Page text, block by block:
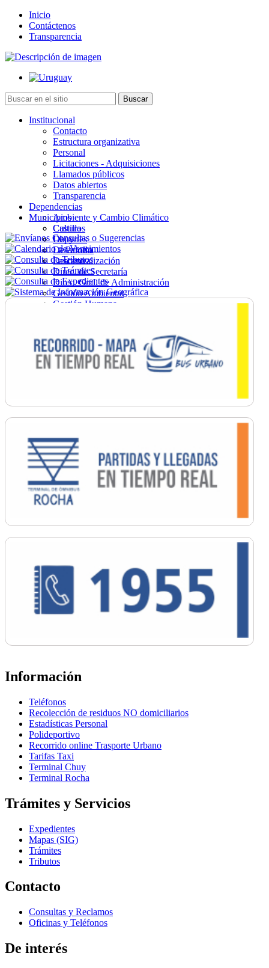
Inicio
Contáctenos
Transparencia
Institucional
Contacto
Estructura organizativa
Personal
Licitaciones - Adquisiciones
Llamados públicos
Datos abiertos
Transparencia
Dependencias
Ambiente y Cambio Climático
Cultura
Deportes
Desarrollo
Descentralización
Direc. de Secretaría
Direc. Gral. de Administración
Gestión Ambiental
Gestión Humana
Ordenamiento
Promoción Social
Salud
Secretaría General
Municipios
Castillos
Chuy
La Paloma
Lascano
Información
Teléfonos
Recolección de residuos NO domiciliarios
Estadísticas Personal
Polideportivo
Recorrido online Trasporte Urbano
Tarifas Taxi
Terminal Chuy
Terminal Rocha
Trámites y Servicios
Expedientes
Mapas (SIG)
Trámites
Tributos
Contacto
Consultas y Reclamos
Oficinas y Teléfonos
De interés